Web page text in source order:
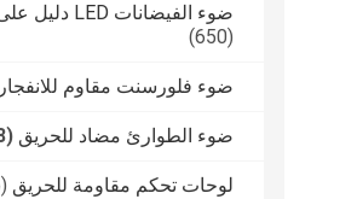
ضوء الفيضانات LED دليل على الانفجار
(650)
ضوء فلورسنت مقاوم للانفجار
ضوء الطوارئ مضاد للحريق (558)
لوحات تحكم مقاومة للحريق (296)